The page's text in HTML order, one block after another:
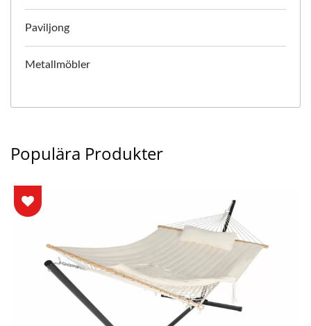
Paviljong
Metallmöbler
Populära Produkter